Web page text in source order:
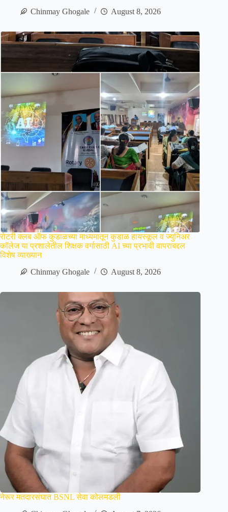
Chinmay Ghogale
August 8, 2026
रोटरी क्लब ऑफ कुडाळच्या माध्यमातून कुडाळ हायस्कूल व ज्युनिअर
कॉलेज या प्रशालेतील शिक्षक वर्गासाठी AI च्या प्रभावी वापराबद्दल
विशेष व्याख्यान
Chinmay Ghogale
August 8, 2026
नेरूर मतदारसंघात BSNL सेवा कोलमडली